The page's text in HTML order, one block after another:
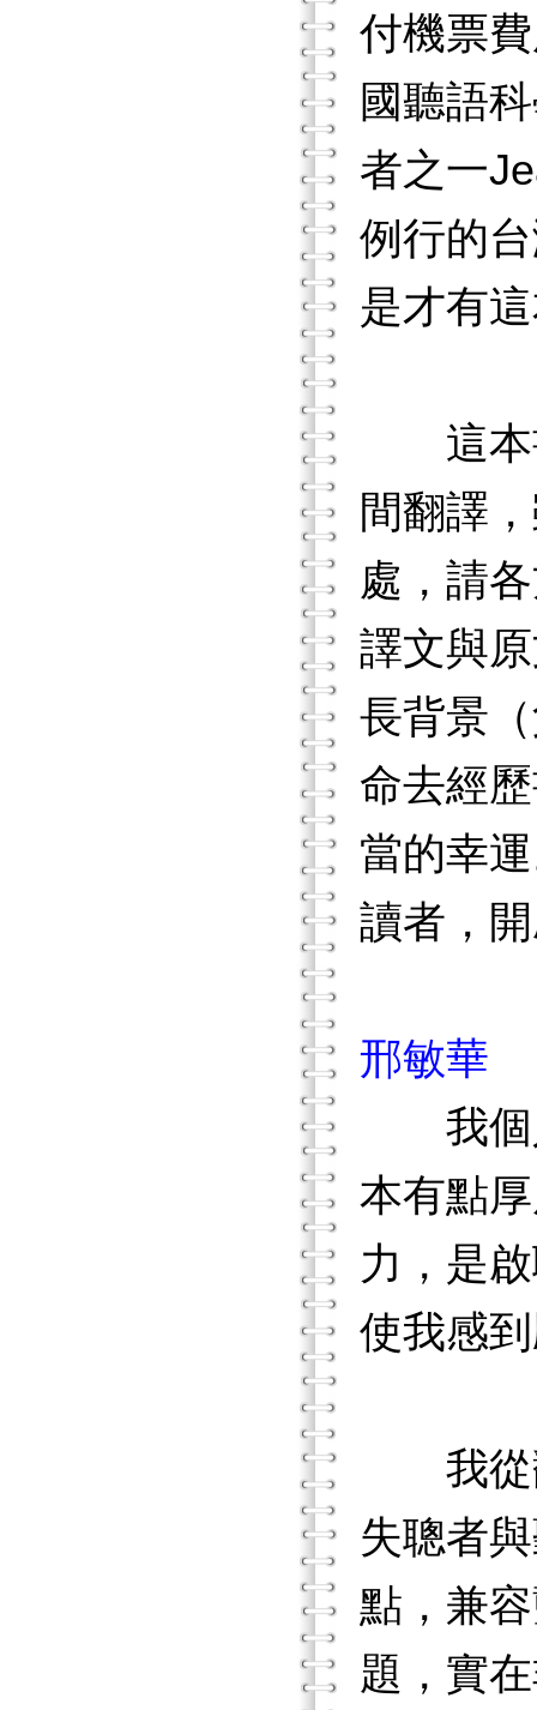
付機票
國聽語
者之一
例行的
是才有
這本書
間翻譯
處，請
譯文與
長背景
命去經
當的幸
讀者，
邢敏華
我個人
本有點
力，是
使我感
我從翻
失聰者
點，兼
題，實